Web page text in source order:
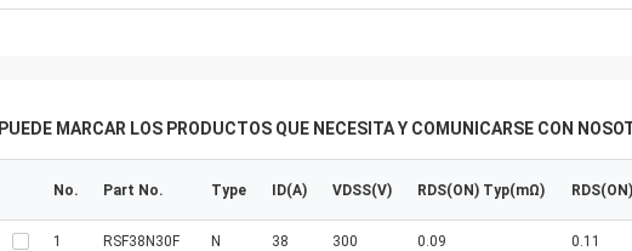
PUEDE MARCAR LOS PRODUCTOS QUE NECESITA Y COMUNICARSE CON
No. Part No. Type ID(A) VDSS(V) RDS(ON) Typ(mΩ)
1 RSF38N30F N 38 300 0.09 0.11